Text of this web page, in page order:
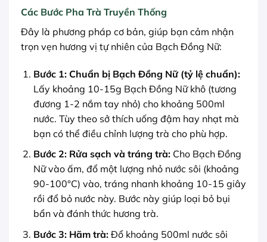
Các Bước Pha Trà Truyền Thống
Đây là phương pháp cơ bản, giúp bạn cảm nhận
trọn vẹn hương vị tự nhiên của Bạch Đồng Nữ:
Bước 1: Chuẩn bị Bạch Đồng Nữ (tỷ lệ chuẩn):
Lấy khoảng 10-15g Bạch Đồng Nữ khô (tương
đương 1-2 nắm tay nhỏ) cho khoảng 500ml
nước. Tùy theo sở thích uống đậm hay nhạt mà
bạn có thể điều chỉnh lượng trà cho phù hợp.
Bước 2: Rửa sạch và tráng trà:Cho Bạch Đồng
Nữ vào ấm, đổ một lượng nhỏ nước sôi (khoảng
90-100°C) vào, tráng nhanh khoảng 10-15 giây
rồi đổ bỏ nước này. Bước này giúp loại bỏ bụi
bẩn và đánh thức hương trà.
Bước 3: Hãm trà:Đổ khoảng 500ml nước sôi